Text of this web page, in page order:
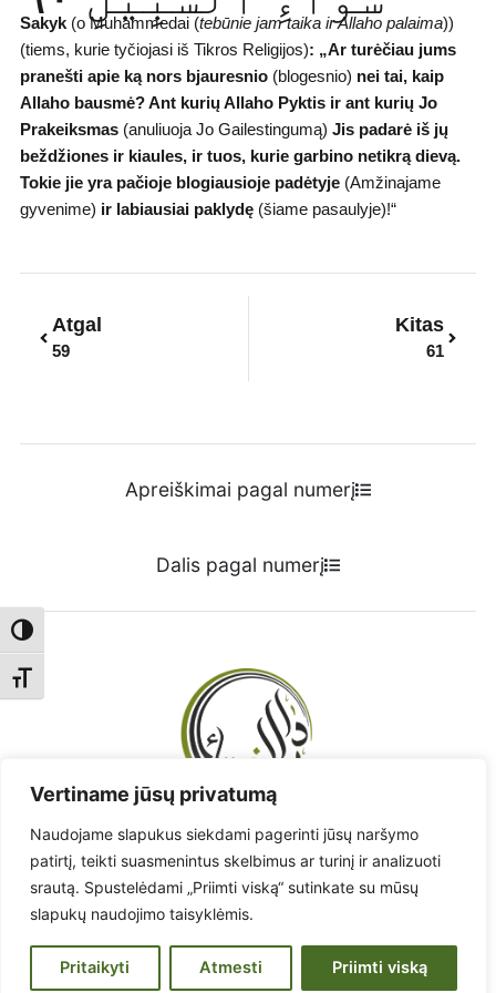
Vertiname jūsų privatumą
Naudojame slapukus siekdami pagerinti jūsų naršymo
patirtį, teikti suasmenintus skelbimus ar turinį ir analizuoti
srautą. Spustelėdami „Priimti viską“ sutinkate su mūsų
slapukų naudojimo taisyklėmis.
Pritaikyti Atmesti Priimti viską
Toggle High Contrast
Toggle Font size
Sakyk(o Muhammedai (tebūnie jam taika ir Allaho palaima))
(tiems, kurie tyčiojasi iš Tikros Religijos): „Ar turėčiau jums
pranešti apie ką nors bjauresnio(blogesnio) nei tai, kaip
Allaho bausmė? Ant kurių Allaho Pyktis ir ant kurių Jo
Prakeiksmas(anuliuoja Jo Gailestingumą) Jis padarė iš jų
beždžiones ir kiaules, ir tuos, kurie garbino netikrą dievą.
Tokie jie yra pačioje blogiausioje padėtyje(Amžinajame
gyvenime) ir labiausiai paklydę(šiame pasaulyje)!“
Atgal
59
Kitas
61
Apreiškimai pagal numerį
Dalis pagal numerį
Radote klaidą? - Praneškite!
Pranešti apie klaidą
Lietuvos musulmonų religinių bendruomenių taryba.